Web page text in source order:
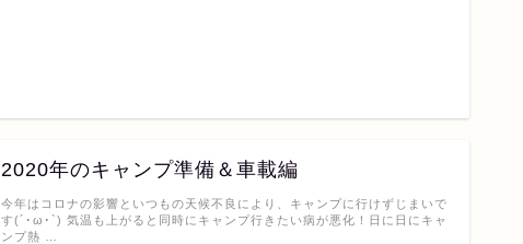
2020年のキャンプ準備＆車載編
今年はコロナの影響といつもの天候不良により、キャンプに行けずじまいで
す(´･ω･`) 気温も上がると同時にキャンプ行きたい病が悪化！日に日にキャ
ンプ熱 …